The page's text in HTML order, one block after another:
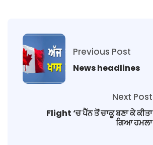
Previous Post
News headlines
Next Post
Flight ‘ਚ ਪੈੱਨ ਤੋਂ ਚਾਕੂ ਬਣਾ ਕੇ ਕੀਤਾ
ਗਿਆ ਹਮਲਾ